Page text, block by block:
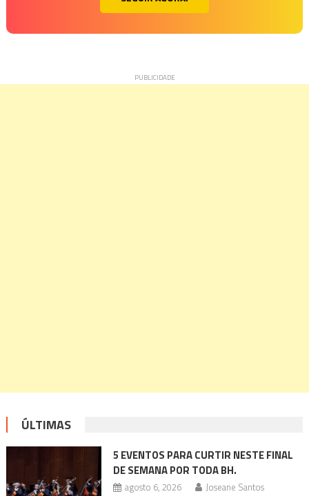
ÚLTIMAS
5 EVENTOS PARA CURTIR NESTE FINAL
DE SEMANA POR TODA BH.
agosto 6, 2026 Joseane Santos